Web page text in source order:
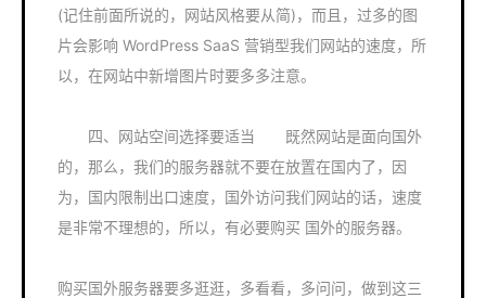
(记住前面所说的，网站风格要从简)，而且，过多的图
片会影响 WordPress SaaS 营销型我们网站的速度，所
以，在网站中新增图片时要多多注意。
四、网站空间选择要适当 既然网站是面向国外
的，那么，我们的服务器就不要在放置在国内了，因
为，国内限制出口速度，国外访问我们网站的话，速度
是非常不理想的，所以，有必要购买 国外的服务器。
购买国外服务器要多逛逛，多看看，多问问，做到这三